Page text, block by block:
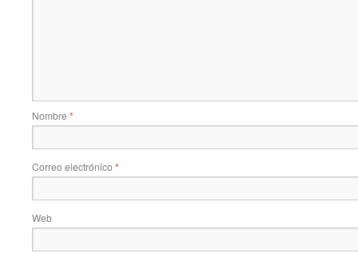
Nombre *
Correo electrónico *
Web